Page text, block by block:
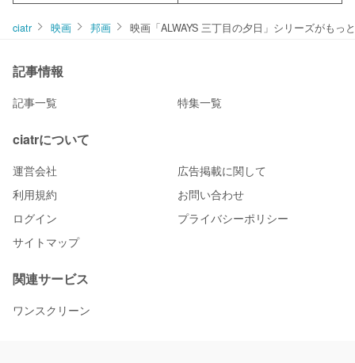
ciatr 映画 邦画 映画「ALWAYS 三丁目の夕日」シリーズがもっ
記事情報
記事一覧 特集一覧
ciatrについて
運営会社
広告掲載に関して
利用規約
お問い合わせ
ログイン
プライバシーポリシー
サイトマップ
関連サービス
ワンスクリーン